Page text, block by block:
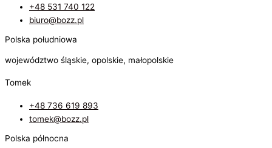
+48 531 740 122
biuro@bozz.pl
Polska południowa
województwo śląskie, opolskie, małopolskie
Tomek
+48 736 619 893
tomek@bozz.pl
Polska północna